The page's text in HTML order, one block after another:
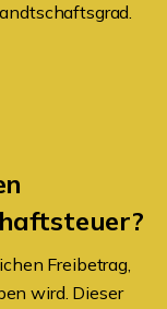
Freibetrag,
wird. Dieser